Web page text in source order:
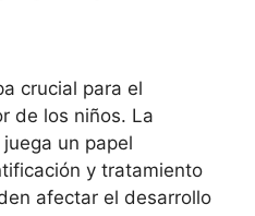
crucial para el
de los niños. La
un papel
y tratamiento
afectar el desarrollo